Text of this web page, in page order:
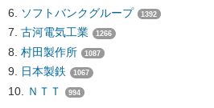
ソフトバンクグループ 1392
古河電気工業 1266
村田製作所 1087
日本製鉄 1067
ＮＴＴ 994